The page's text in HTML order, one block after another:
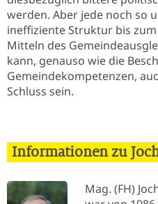
werden. Aber jede noch so
ineffiziente Struktur bis
Mitteln des
kann, genauso wie die
Gemeindekompetenzen,
Schluss sein.
Informationen zu
Mag. (FH)